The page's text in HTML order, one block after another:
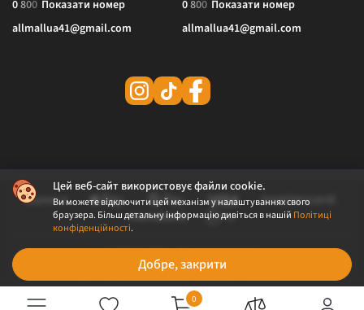
0
Цей веб-сайт використовує файли cookie.
Ви можете відключити цей механізм у налаштуваннях свого
браузера. Більш детальну інформацію дивіться в нашій Політиці
конфіденційності.
Добре, закрити
0800 Показати номер
allmallua41@gmail.com
0800 Показати номер
allmallua41@gmail.com
© 2026 ALLMALL. Всі права захищені.
Політика конфіденційності